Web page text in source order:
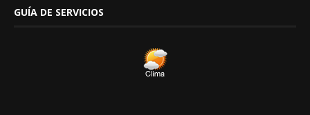
GUÍA DE SERVICIOS